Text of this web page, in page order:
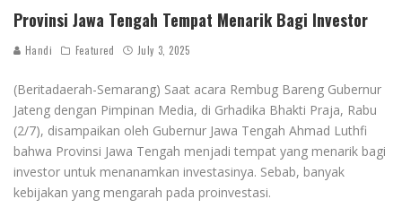
Provinsi Jawa Tengah Tempat Menarik Bagi Investor
Handi Featured July 3, 2025
(Beritadaerah-Semarang) Saat acara Rembug Bareng Gubernur
Jateng dengan Pimpinan Media, di Grhadika Bhakti Praja, Rabu
(2/7), disampaikan oleh Gubernur Jawa Tengah Ahmad Luthfi
bahwa Provinsi Jawa Tengah menjadi tempat yang menarik bagi
investor untuk menanamkan investasinya. Sebab, banyak
kebijakan yang mengarah pada proinvestasi.